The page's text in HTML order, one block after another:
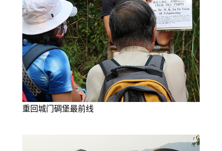
重回城门碉堡最前线